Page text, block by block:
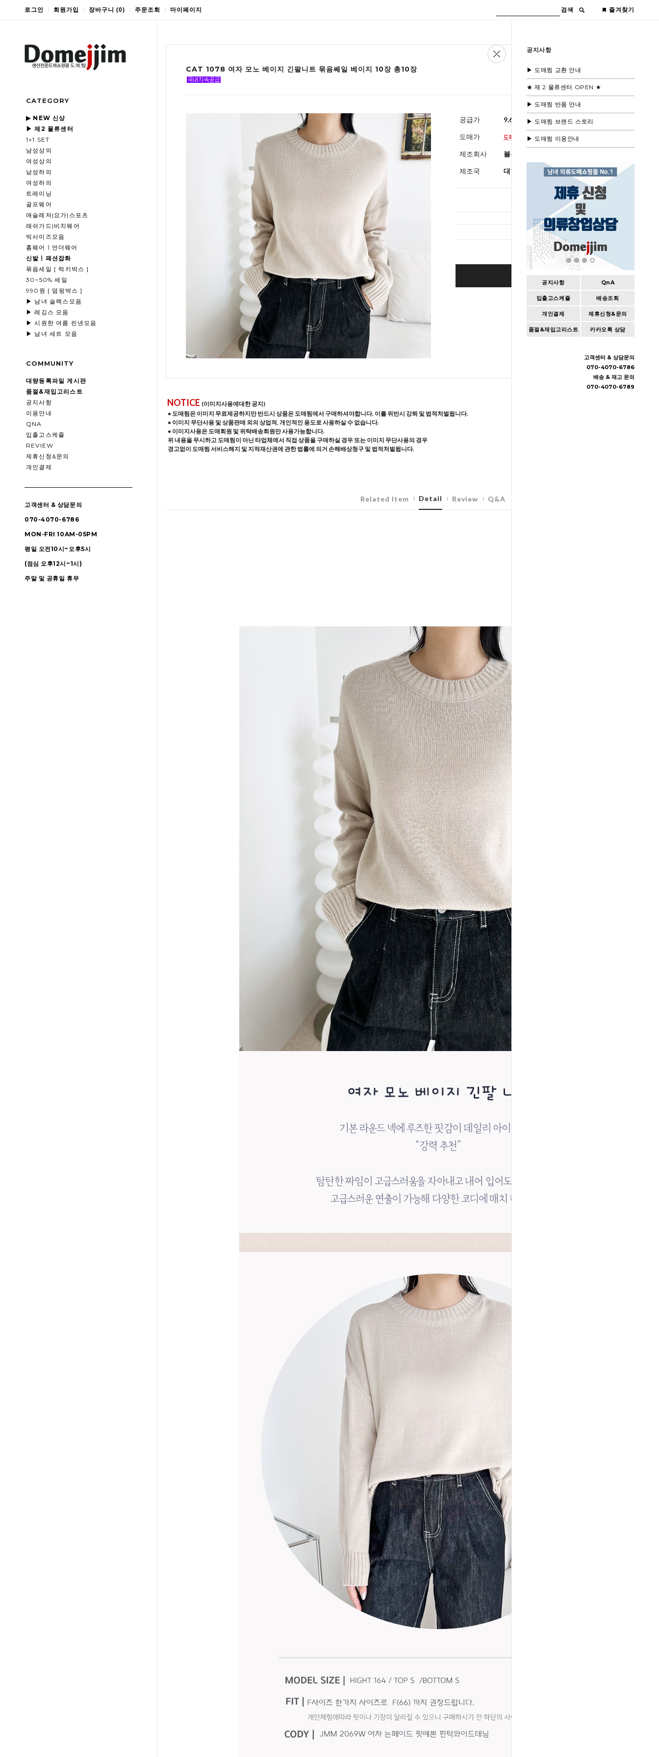
로그인 회원가입 장바구니 (0) 주문조회 마이페이지 검색 즐겨찾기
CATEGORY
▶ NEW 신상
▶ 제2 물류센터
1+1 SET
남성상의
여성상의
남성하의
여성하의
트레이닝
골프웨어
애슬레저|요가|스포츠
래쉬가드|비치웨어
빅사이즈모음
홈웨어ㅣ언더웨어
신발ㅣ패션잡화
묶음세일 [ 럭키박스 ]
30~50% 세일
990원 [ 덤핑박스 ]
▶ 남녀 슬랙스모음
▶ 레깅스 모음
▶ 시원한 여름 린넨모음
▶ 남녀 세트 모음
COMMUNITY
대량등록파일 게시판
품절&재입고리스트
공지사항
이용안내
QNA
입출고스케쥴
REVIEW
제휴신청&문의
개인결제
고객센터 & 상담문의
070-4070-6786
MON-FRI 10AM-05PM
평일 오전10시~오후5시
(점심 오후12시~1시)
주말 및 공휴일 휴무
공지사항
▶ 도매찜 교환 안내
★ 제 2 물류센터 OPEN ★
▶ 도매찜 반품 안내
▶ 도매찜 브랜드 스토리
▶ 도매찜 이용안내
공지사항 QnA
입출고스케쥴 배송조회
개인결제 제휴신청&문의
품절&재입고리스트 카카오톡 상담
고객센터 & 상담문의
070-4070-6786
배송 & 재고 문의
070-4070-6789
CAT 1078 여자 모노 베이지 긴팔니트 묶음쎄일 베이지 10장 총10장
공급가 9,600원 (부가세별도)
도매가
제조회사 블루모드제휴사
제조국 대한민국
Cart | Wishlist
NOTICE (이미지사용에대한 공지)
• 도매찜은 이미지 무료제공하지만 반드시 상품은 도매찜에서 구매하셔야합니다. 이를 위반시 강퇴 및 법적처벌됩니다.
• 이미지 무단사용 및 상품판매 외의 상업적, 개인적인 용도로 사용하실 수 없습니다.
• 이미지사용은 도매회원 및 위탁배송회원만 사용가능합니다.
위 내용을 무시하고 도매찜이 아닌 타업체에서 직접 상품을 구매하실 경우 또는 이미지 무단사용의 경우
경고없이 도매찜 서비스해지 및 지적재산권에 관한 법률에 의거 손해배상청구 및 법적처벌됩니다.
Related Item Detail Review Q&A